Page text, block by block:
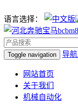
语言选择：
Toggle navigation 导
网站首页
关于我们
机械自动化